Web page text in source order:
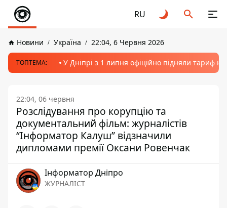
RU
Новини Україна 22:04, 6 Червня 2026
ТОПТЕМА: У Дніпрі з 1 липня офіційно підняли тариф
22:04, 06 червня
Розслідування про корупцію та
документальний фільм: журналістів
“Інформатор Калуш” відзначили
дипломами премії Оксани Ровенчак
Інформатор Дніпро
ЖУРНАЛІСТ